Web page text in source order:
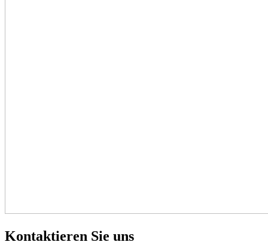
Kontaktieren Sie uns